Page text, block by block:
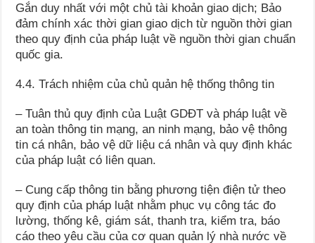
Gắn duy nhất với một chủ tài khoản giao dịch; Bảo
đảm chính xác thời gian giao dịch từ nguồn thời gian
theo quy định của pháp luật về nguồn thời gian chuẩn
quốc gia.
4.4. Trách nhiệm của chủ quản hệ thống thông tin
– Tuân thủ quy định của Luật GDĐT và pháp luật về
an toàn thông tin mạng, an ninh mạng, bảo vệ thông
tin cá nhân, bảo vệ dữ liệu cá nhân và quy định khác
của pháp luật có liên quan.
– Cung cấp thông tin bằng phương tiện điện tử theo
quy định của pháp luật nhằm phục vụ công tác đo
lường, thống kê, giám sát, thanh tra, kiểm tra, báo
cáo theo yêu cầu của cơ quan quản lý nhà nước về